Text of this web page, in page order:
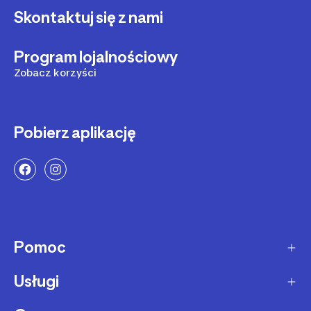
Skontaktuj się z nami
Program lojalnościowy
Zobacz korzyści
Pobierz aplikację
Pomoc
Sposoby dostawy
Usługi